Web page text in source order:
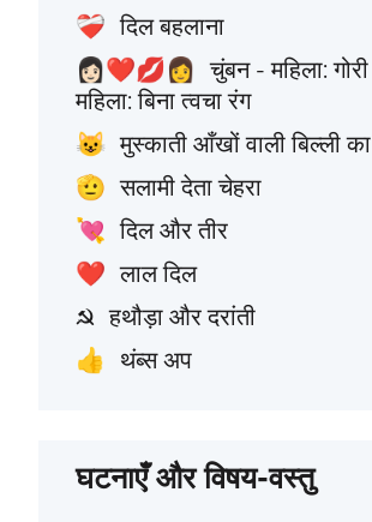
❤️‍🩹 दिल बहलाना
👩🏻‍❤️‍💋‍👩 चुंबन - महिला:
महिला: बिना त्वचा रंग
😺 मुस्काती आँखों वाली बिल्ली
🫡 सलामी देता चेहरा
💘 दिल और तीर
❤️ लाल दिल
☭ हथौड़ा और दरांती
👍 थंब्स अप
घटनाएँ और विषय-वस्तु